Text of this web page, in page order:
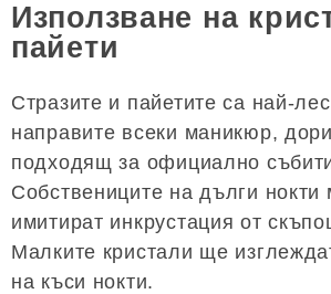
Използване на
пайети
Стразите и пайетите са най-
направите всеки маникюр,
подходящ за официално
Собствениците на дълги нокти
имитират инкрустация от
Малките кристали ще
на къси нокти.